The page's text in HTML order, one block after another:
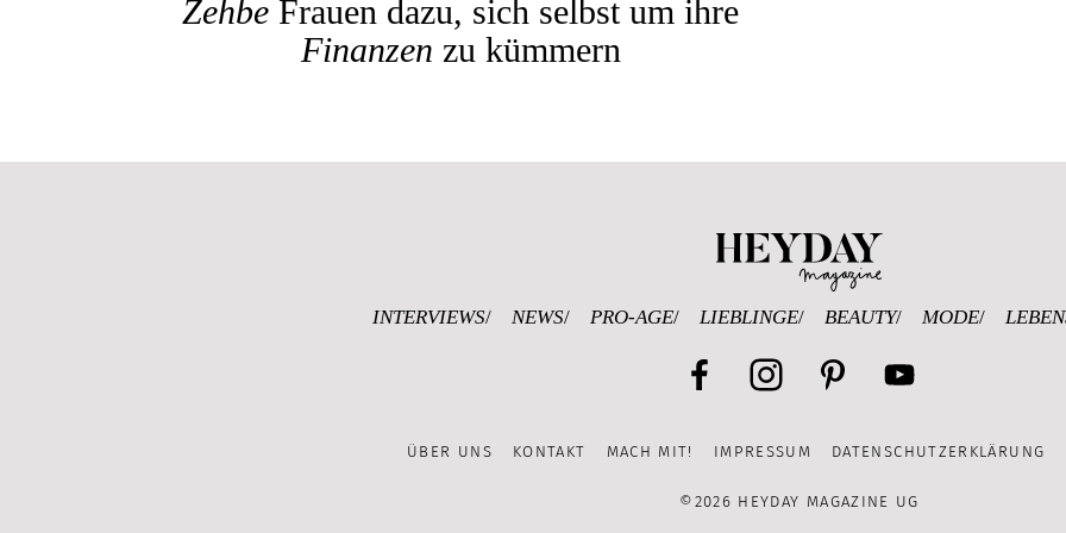
Zehbe Frauen dazu, sich selbst um ihre
Finanzen zu kümmern
INTERVIEWS NEWS PRO-AGE LIEBLINGE BEAUTY MODE
Channel
ÜBER UNS KONTAKT MACH MIT! IMPRESSUM DATENSCHUTZERKLÄRUNG
©2026 HEYDAY MAGAZINE UG